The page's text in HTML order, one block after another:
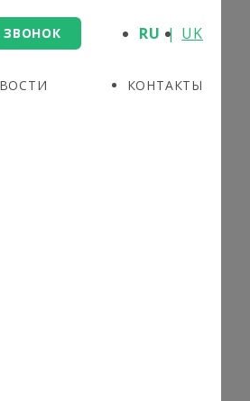
RU UK
КОНТАКТЫ